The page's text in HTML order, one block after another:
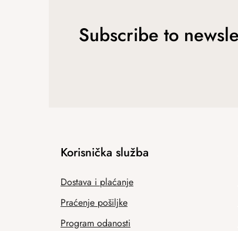
Subscribe to
Korisnička služba
Dostava i plaćanje
Praćenje pošiljke
Program odanosti